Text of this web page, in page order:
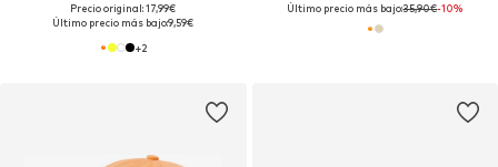
Precio original: 17,99€
Último precio más bajo:9,59€
+2
Último precio más bajo:35,90€-10%